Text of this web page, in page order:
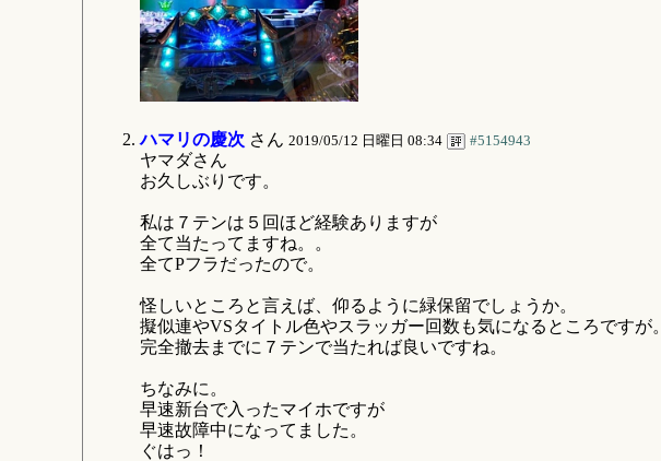
ハマリの慶次 さん 2019/05/12 日曜日 08:34 #5154943
ヤマダさん
お久しぶりです。
私は７テンは５回ほど経験ありますが
全て当たってますね。。
全てPフラだったので。
怪しいところと言えば、仰るように緑保留でしょうか。
擬似連やVSタイトル色やスラッガー回数も気になるところですが。
完全撤去までに７テンで当たれば良いですね。
ちなみに。
早速新台で入ったマイホですが
早速故障中になってました。
ぐはっ！